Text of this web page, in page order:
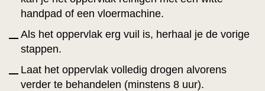
handpad of een vloermachine.
Als het oppervlak erg vuil is, herhaal je de vorige
stappen.
Laat het oppervlak volledig drogen alvorens
verder te behandelen (minstens 8 uur).